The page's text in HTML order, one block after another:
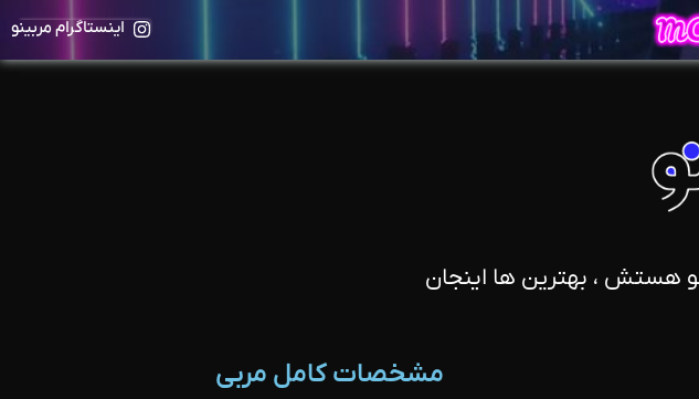
اینستاگرام مربینو
هستش ، بهترین ها اینجان
مشخصات کامل مربی